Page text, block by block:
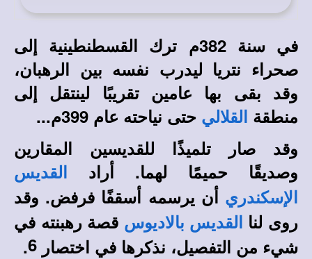
في سنة 382م ترك القسطنطينية إلى
صحراء نتريا ليدرب نفسه بين الرهبان،
وقد بقى بها عامين تقريبًا لينتقل إلى
منطقة
القلالي حتى نياحته عام 399م...
وقد صار تلميذًا للقديسين المقارين
وصديقًا حميمًا لهما. أراد
القديس
الإسكندري أن يرسمه أسقفًا فرفض. وقد
روى لنا
القديس بالاديوس قصة رهبنته في
شيء من التفصيل، نذكرها في اختصار
.